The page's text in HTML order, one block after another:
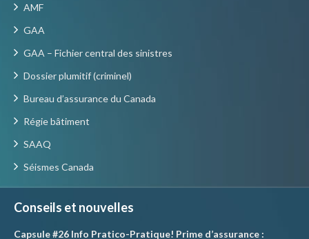
AMF
GAA
GAA – Fichier central des sinistres
Dossier plumitif (criminel)
Bureau d’assurance du Canada
Régie bâtiment
SAAQ
Séismes Canada
Conseils et nouvelles
Capsule #26 Info Pratico-Pratique! Prime d’assurance :